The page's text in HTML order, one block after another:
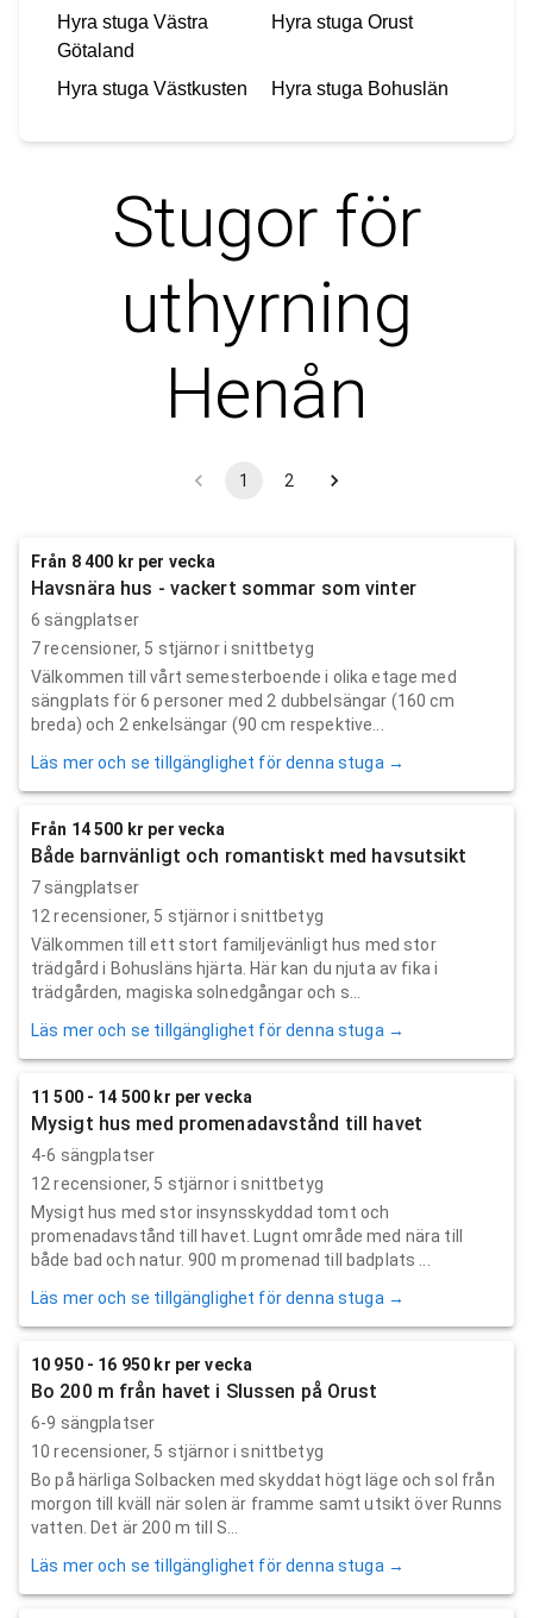
Hyra stuga Västra
Götaland
Hyra stuga Orust
Hyra stuga Västkusten Hyra stuga Bohuslän
Stugor för
uthyrning
Henån
1 2
Från 8 400 kr per vecka
Havsnära hus - vackert sommar som vinter
6 sängplatser
7recensioner, 5 stjärnor i snittbetyg
Välkommen till vårt semesterboende i olika etage med
sängplats för 6 personer med 2 dubbelsängar (160 cm
breda) och 2 enkelsängar (90 cm respektive...
Läs mer och se tillgänglighet för denna stuga →
Från 14 500 kr per vecka
Både barnvänligt och romantiskt med havsutsikt
7 sängplatser
12 recensioner, 5 stjärnor i snittbetyg
Välkommen till ett stort familjevänligt hus med stor
trädgård i Bohusläns hjärta. Här kan du njuta av fika i
trädgården, magiska solnedgångar och s...
Läs mer och se tillgänglighet för denna stuga →
11 500 - 14 500 kr per vecka
Mysigt hus med promenadavstånd till havet
4-6 sängplatser
12 recensioner, 5 stjärnor i snittbetyg
Mysigt hus med stor insynsskyddad tomt och
promenadavstånd till havet. Lugnt område med nära till
både bad och natur. 900 m promenad till badplats ...
Läs mer och se tillgänglighet för denna stuga →
10 950 - 16 950 kr per vecka
Bo 200 m från havet i Slussen på Orust
6-9 sängplatser
10 recensioner, 5 stjärnor i snittbetyg
Bo på härliga Solbacken med skyddat högt läge och sol från
morgon till kväll när solen är framme samt utsikt över Runns
vatten. Det är 200 m till S...
Läs mer och se tillgänglighet för denna stuga →